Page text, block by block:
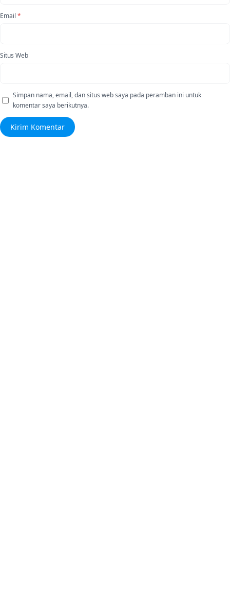
Email *
Situs Web
Simpan nama, email, dan situs web saya pada peramban ini untuk
komentar saya berikutnya.